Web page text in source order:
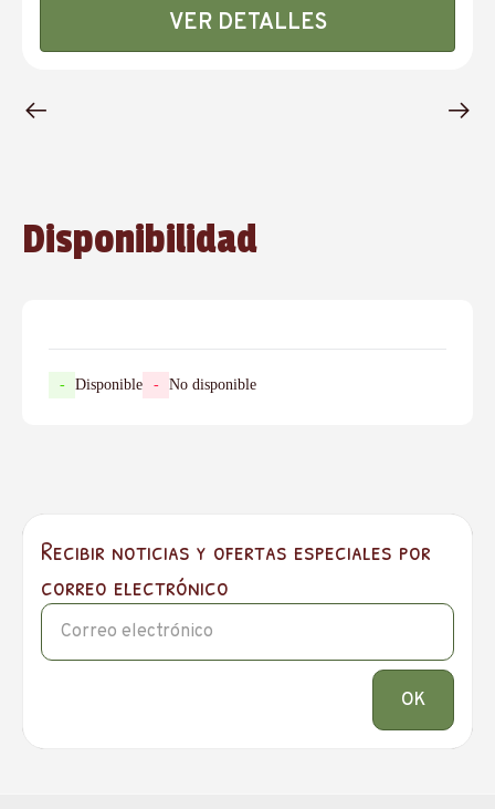
VER DETALLES
Disponibilidad
- Disponible - No disponible
Recibir noticias y ofertas especiales por
correo electrónico
OK